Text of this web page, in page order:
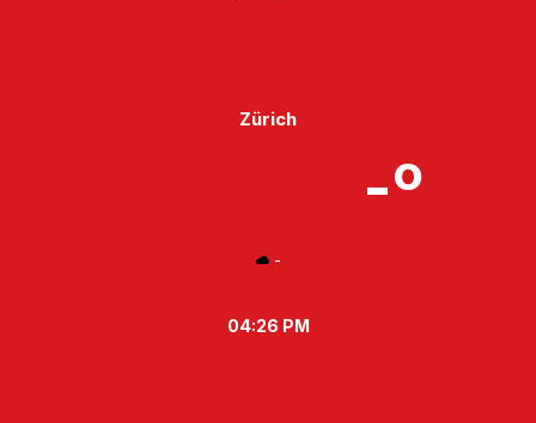
Zürich
-º
-
04:26 PM